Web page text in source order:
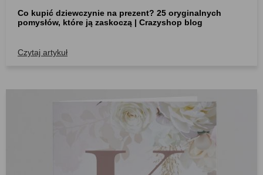
Co kupić dziewczynie na prezent? 25 oryginalnych
pomysłów, które ją zaskoczą | Crazyshop blog
Czytaj artykuł